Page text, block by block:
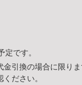
定です。
引換の場合に限り
ください。